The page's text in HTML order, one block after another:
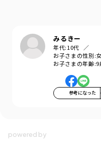
みるきー
年代:10代
お子さまの性別:
お子さまの年齢:9
参考になった